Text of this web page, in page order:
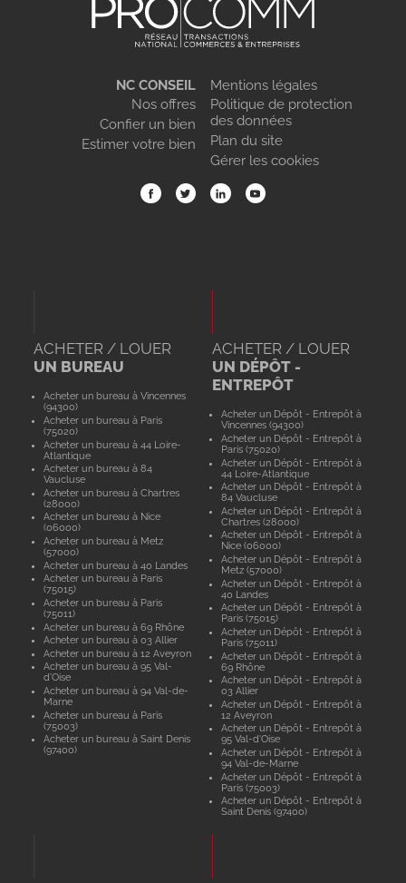
NC CONSEIL
Nos offres
Confier un bien
Estimer votre bien
Mentions légales
Politique de protection
des données
Plan du site
Gérer les cookies
ACHETER / LOUER
UN BUREAU
Acheter un bureau à Vincennes
(94300)
Acheter un bureau à Paris
(75020)
Acheter un bureau à 44 Loire-
Atlantique
Acheter un bureau à 84
Vaucluse
Acheter un bureau à Chartres
(28000)
Acheter un bureau à Nice
(06000)
Acheter un bureau à Metz
(57000)
Acheter un bureau à 40 Landes
Acheter un bureau à Paris
(75015)
Acheter un bureau à Paris
(75011)
Acheter un bureau à 69 Rhône
Acheter un bureau à 03 Allier
Acheter un bureau à 12 Aveyron
Acheter un bureau à 95 Val-
d'Oise
Acheter un bureau à 94 Val-de-
Marne
Acheter un bureau à Paris
(75003)
Acheter un bureau à Saint Denis
(97400)
ACHETER / LOUER
UN DÉPÔT -
ENTREPÔT
Acheter un Dépôt - Entrepôt à
Vincennes (94300)
Acheter un Dépôt - Entrepôt à
Paris (75020)
Acheter un Dépôt - Entrepôt à
44 Loire-Atlantique
Acheter un Dépôt - Entrepôt à
84 Vaucluse
Acheter un Dépôt - Entrepôt à
Chartres (28000)
Acheter un Dépôt - Entrepôt à
Nice (06000)
Acheter un Dépôt - Entrepôt à
Metz (57000)
Acheter un Dépôt - Entrepôt à
40 Landes
Acheter un Dépôt - Entrepôt à
Paris (75015)
Acheter un Dépôt - Entrepôt à
Paris (75011)
Acheter un Dépôt - Entrepôt à
69 Rhône
Acheter un Dépôt - Entrepôt à
03 Allier
Acheter un Dépôt - Entrepôt à
12 Aveyron
Acheter un Dépôt - Entrepôt à
95 Val-d'Oise
Acheter un Dépôt - Entrepôt à
94 Val-de-Marne
Acheter un Dépôt - Entrepôt à
Paris (75003)
Acheter un Dépôt - Entrepôt à
Saint Denis (97400)